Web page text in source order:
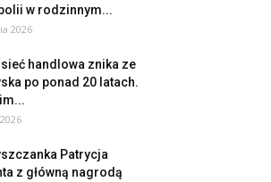
w rodzinnym...
2026
handlowa znika ze
po ponad 20 latach.
Patrycja
z główną nagrodą